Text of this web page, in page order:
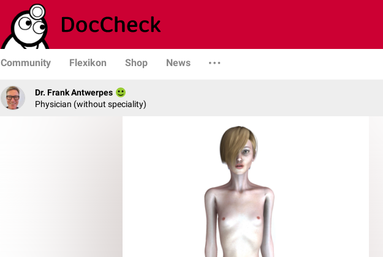
Community Flexikon Shop News
Dr. Frank Antwerpes
Physician (without speciality)